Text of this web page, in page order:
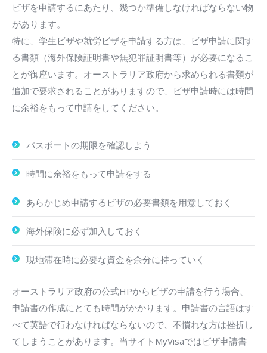
ビザを申請するにあたり、幾つか準備しなければならない物
があります。
特に、学生ビザや就労ビザを申請する方は、ビザ申請に関す
る書類（海外保険証明書や無犯罪証明書等）が必要になるこ
とが御座います。オーストラリア政府から求められる書類が
追加で要求されることがありますので、ビザ申請時には時間
に余裕をもって申請をしてください。
パスポートの期限を確認しよう
時間に余裕をもって申請をする
あらかじめ申請するビザの必要書類を用意しておく
海外保険に必ず加入しておく
現地滞在時に必要な資金を余分に持っていく
オーストラリア政府の公式HPからビザの申請を行う場合、
申請書の作成にとても時間がかかります。申請書の言語はす
べて英語で行わなければならないので、不慣れな方は挫折し
てしまうことがあります。当サイトMyVisaではビザ申請書